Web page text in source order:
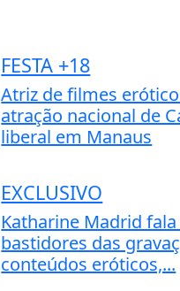
FESTA +18
Atriz de filmes
atração nacional de
liberal em Manaus
EXCLUSIVO
Katharine Madrid
bastidores das
conteúdos eróticos,...